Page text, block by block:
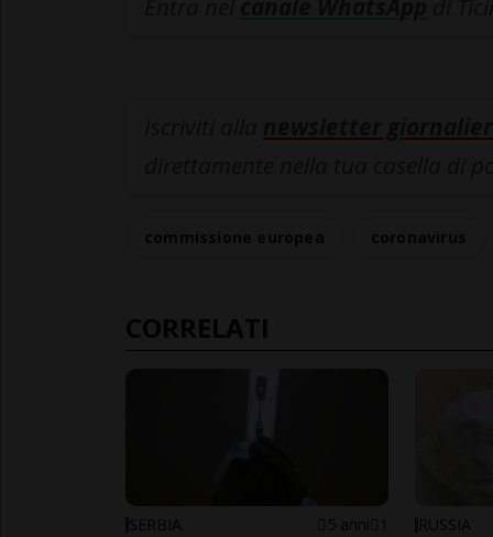
CORRELATI
SERBIA 5 anni 1 RUSSIA